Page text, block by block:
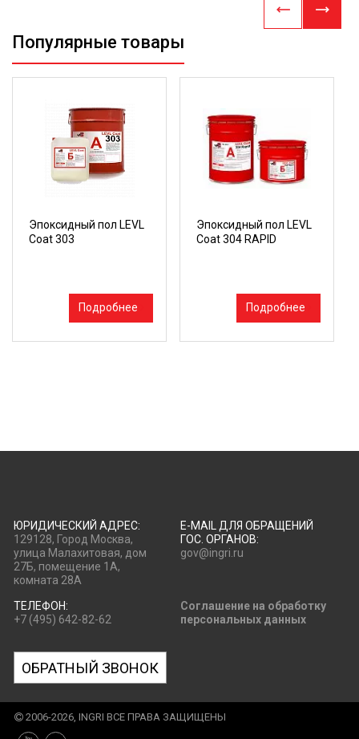
Популярные товары
Эпоксидный пол LEVL
Coat 303
Подробнее
Эпоксидный пол LEVL
Coat 304 RAPID
Подробнее
ЮРИДИЧЕСКИЙ АДРЕС:
129128, Город Москва,
улица Малахитовая, дом
27Б, помещение 1А,
комната 28А
E-MAIL ДЛЯ ОБРАЩЕНИЙ
ГОС. ОРГАНОВ:
gov@ingri.ru
ТЕЛЕФОН:
+7 (495) 642-82-62
Соглашение на обработку
персональных данных
ОБРАТНЫЙ ЗВОНОК
2006-2026, INGRI ВСЕ ПРАВА ЗАЩИЩЕНЫ